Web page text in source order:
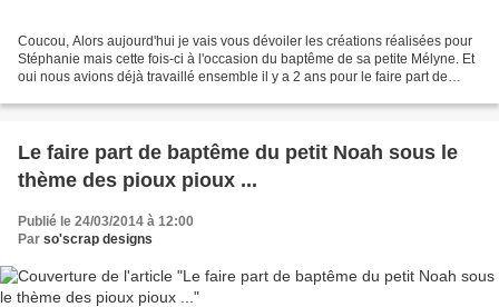
Coucou, Alors aujourd'hui je vais vous dévoiler les créations réalisées pour
Stéphanie mais cette fois-ci à l'occasion du baptême de sa petite Mélyne. Et
oui nous avions déjà travaillé ensemble il y a 2 ans pour le faire part de
Le faire part de baptême du petit Noah sous le
thème des pioux pioux ...
Publié le 24/03/2014 à 12:00
Par so'scrap designs